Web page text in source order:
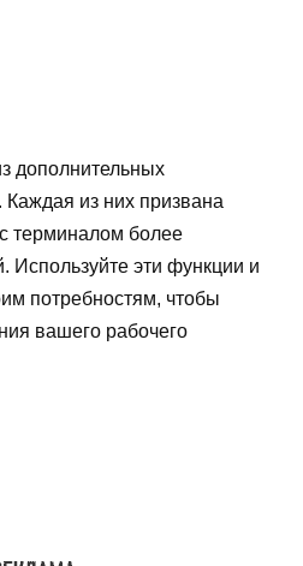
дополнительных
из них призвана
терминалом более
Используйте эти функции и
потребностям, чтобы
вашего рабочего